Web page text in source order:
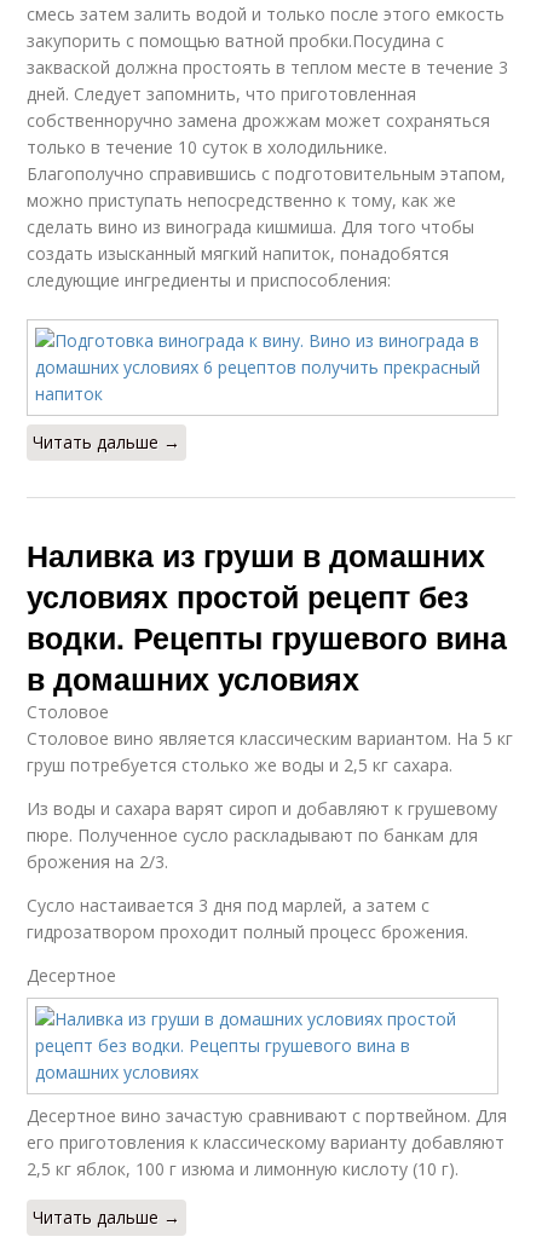
смесь затем залить водой и только после этого емкость
закупорить с помощью ватной пробки.Посудина с
закваской должна простоять в теплом месте в течение 3
дней. Следует запомнить, что приготовленная
собственноручно замена дрожжам может сохраняться
только в течение 10 суток в холодильнике.
Благополучно справившись с подготовительным этапом,
можно приступать непосредственно к тому, как же
сделать вино из винограда кишмиша. Для того чтобы
создать изысканный мягкий напиток, понадобятся
следующие ингредиенты и приспособления:
Читать дальше →
Наливка из груши в домашних
условиях простой рецепт без
водки. Рецепты грушевого вина
в домашних условиях
Столовое
Столовое вино является классическим вариантом. На 5 кг
груш потребуется столько же воды и 2,5 кг сахара.
Из воды и сахара варят сироп и добавляют к грушевому
пюре. Полученное сусло раскладывают по банкам для
брожения на 2/3.
Сусло настаивается 3 дня под марлей, а затем с
гидрозатвором проходит полный процесс брожения.
Десертное
Десертное вино зачастую сравнивают с портвейном. Для
его приготовления к классическому варианту добавляют
2,5 кг яблок, 100 г изюма и лимонную кислоту (10 г).
Читать дальше →